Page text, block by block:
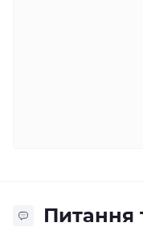
Питання